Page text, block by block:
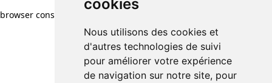
cookies
Nous utilisons des cookies et
d'autres technologies de suivi
pour améliorer votre expérience
de navigation sur notre site, pour
browser console for more information)